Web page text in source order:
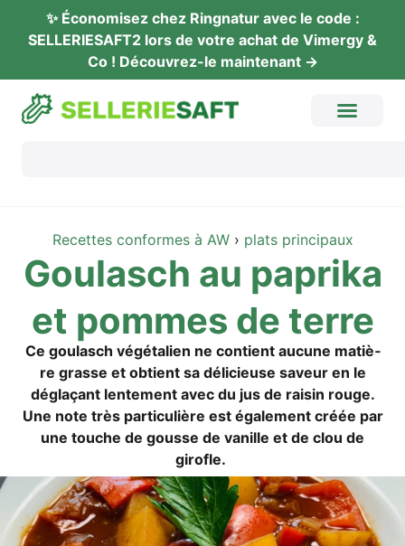
✨ Éco­no­mi­sez chez Ring­na­tur avec le code :
SELLERIESAFT2 lors de vot­re achat de Vimer­gy &
Co ! Décou­vrez-le maintenant →
Recet­tes con­for­mes à AW› plats prin­ci­paux
Gou­lasch au papri­ka
et pom­mes de terre
Ce gou­lasch végé­ta­li­en ne con­ti­ent aucu­ne matiè­
re gras­se et obti­ent sa déli­cieu­se saveur en le
dégla­çant len­te­ment avec du jus de rai­sin rouge.
Une note très par­ti­cu­liè­re est éga­le­ment cré­ée par
une tou­che de gous­se de vanil­le et de clou de
girofle.